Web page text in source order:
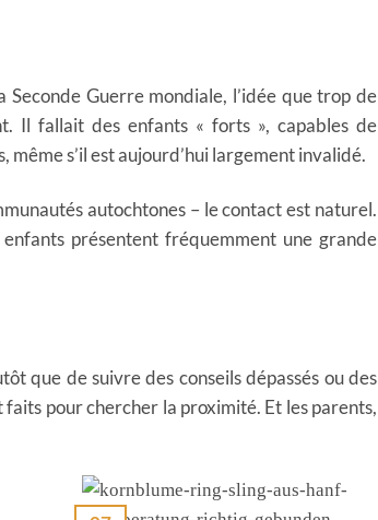
Guerre mondiale, l’idée que trop de
Il fallait des enfants « forts », capables de
même s’il est aujourd’hui largement invalidé.
autochtones – le contact est naturel.
présentent fréquemment une grande
que de suivre des conseils dépassés ou des
pour chercher la proximité. Et les parents,